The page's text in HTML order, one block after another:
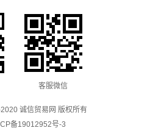
客服微信
诚信贸易网 版权所有
备19012952号-3